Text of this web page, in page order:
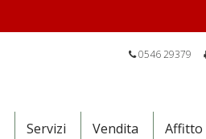
0546 29379
Servizi Vendita Affitto